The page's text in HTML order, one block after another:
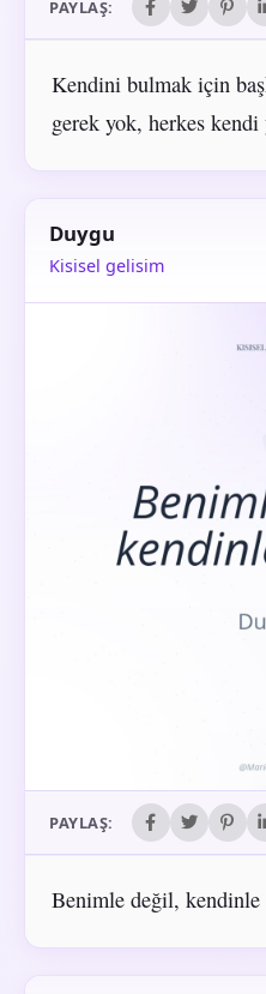
PAYLAŞ:
Kendini bulmak için
gerek yok, herkes
Duygu
Kisisel gelisim
PAYLAŞ:
Benimle değil, kendinle